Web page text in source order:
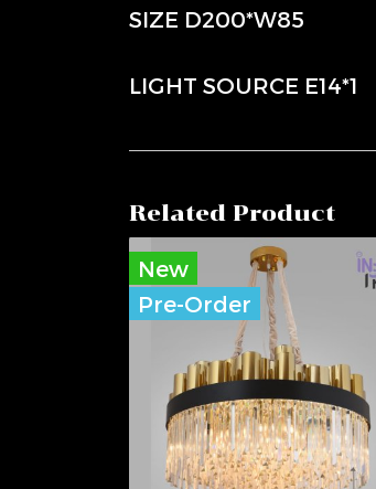
SIZE D200*W85
LIGHT SOURCE E14*1
Related Product
New
Pre-Order